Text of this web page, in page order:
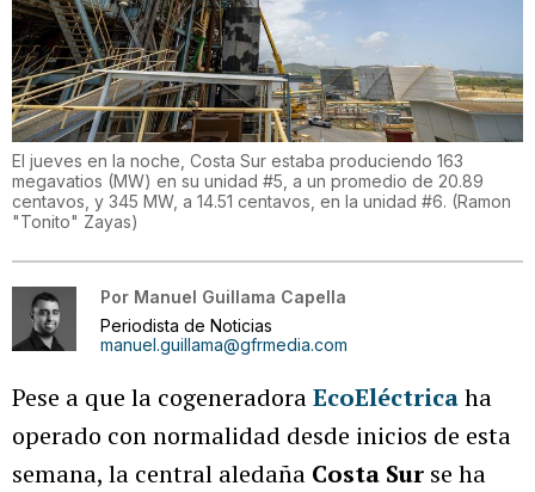
El jueves en la noche, Costa Sur estaba produciendo 163
megavatios (MW) en su unidad #5, a un promedio de 20.89
centavos, y 345 MW, a 14.51 centavos, en la unidad #6. (Ramon
"Tonito" Zayas)
Por Manuel Guillama Capella
Periodista de Noticias
manuel.guillama@gfrmedia.com
Pese a que la cogeneradoraEcoEléctricaha
operado con normalidad desde inicios de esta
semana, la central aledaña Costa Sur se ha